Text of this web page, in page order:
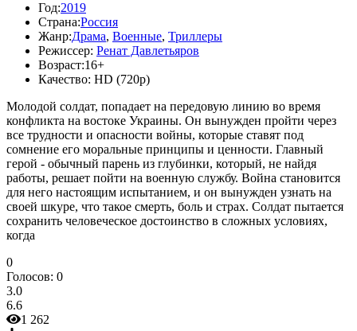
Год:2019
Страна:Россия
Жанр:Драма, Военные, Триллеры
Режиссер: Ренат Давлетьяров
Возраст:16+
Качество: HD (720p)
Молодой солдат, попадает на передовую линию во время
конфликта на востоке Украины. Он вынужден пройти через
все трудности и опасности войны, которые ставят под
сомнение его моральные принципы и ценности. Главный
герой - обычный парень из глубинки, который, не найдя
работы, решает пойти на военную службу. Война становится
для него настоящим испытанием, и он вынужден узнать на
своей шкуре, что такое смерть, боль и страх. Солдат пытается
сохранить человеческое достоинство в сложных условиях,
когда
0
Голосов: 0
3.0
6.6
1 262